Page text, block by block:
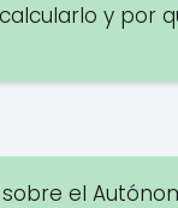
y por
el